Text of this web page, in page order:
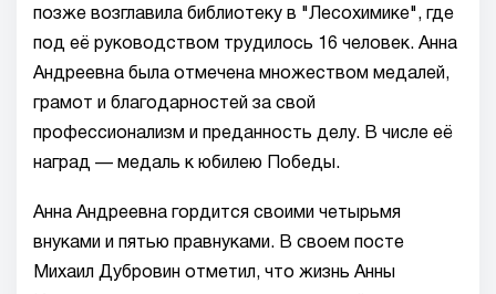
позже возглавила библиотеку в "Лесохимике", где
под её руководством трудилось 16 человек. Анна
Андреевна была отмечена множеством медалей,
грамот и благодарностей за свой
профессионализм и преданность делу. В числе её
наград — медаль к юбилею Победы.
Анна Андреевна гордится своими четырьмя
внуками и пятью правнуками. В своем посте
Михаил Дубровин отметил, что жизнь Анны